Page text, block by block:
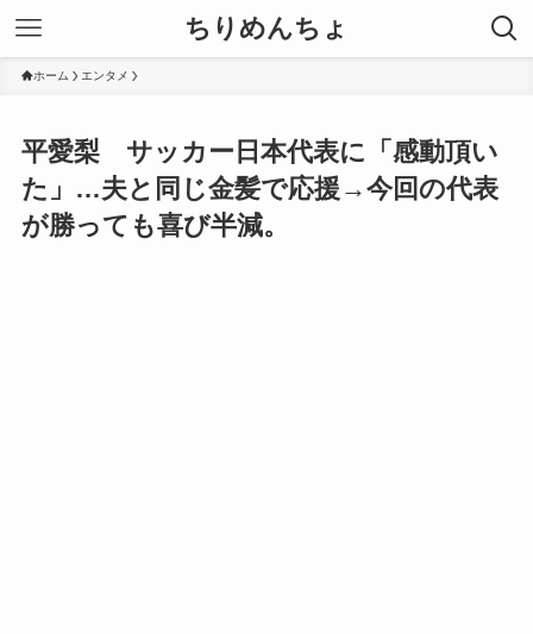
ちりめんちょ
ホーム エンタメ
平愛梨 サッカー日本代表に「感動頂い
た」…夫と同じ金髪で応援→今回の代表
が勝っても喜び半減。